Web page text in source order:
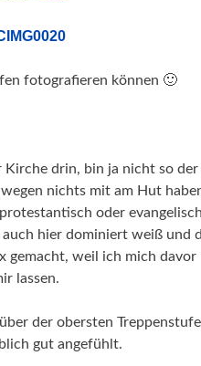
fotografieren können 🙂
drin, bin ja nicht so
nichts mit am Hut
oder
hier dominiert weiß und
gemacht, weil ich mich
lassen.
der obersten
gut angefühlt.